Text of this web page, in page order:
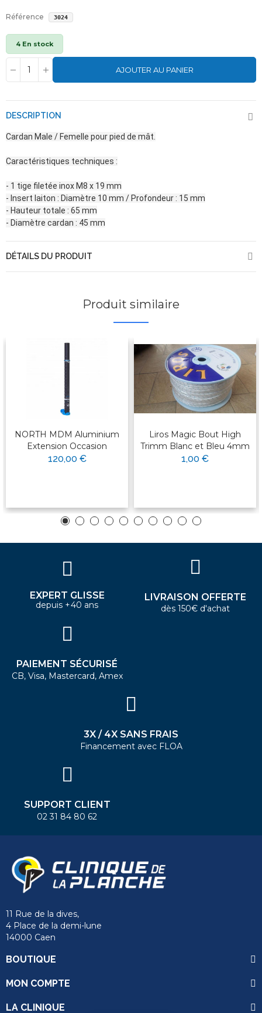
Référence 3024
4 En stock
AJOUTER AU PANIER
DESCRIPTION
Cardan Male / Femelle pour pied de mât.
Caractéristiques techniques :
- 1 tige filetée inox M8 x 19 mm
- Insert laiton : Diamètre 10 mm / Profondeur : 15 mm
- Hauteur totale : 65 mm
- Diamètre cardan : 45 mm
DÉTAILS DU PRODUIT
Produit similaire
NORTH MDM Aluminium
Extension Occasion
120,00 €
Liros Magic Bout High
Trimm Blanc et Bleu 4mm
1,00 €
EXPERT GLISSE
depuis +40 ans
LIVRAISON OFFERTE
dès 150€ d'achat
PAIEMENT SÉCURISÉ
CB, Visa, Mastercard, Amex
3X / 4X SANS FRAIS
Financement avec FLOA
SUPPORT CLIENT
02 31 84 80 62
11 Rue de la dives,
4 Place de la demi-lune
14000 Caen
BOUTIQUE
MON COMPTE
LA CLINIQUE